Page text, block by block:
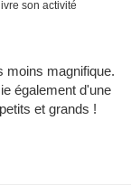
son activité
moins magnifique.
également d'une
et grands !